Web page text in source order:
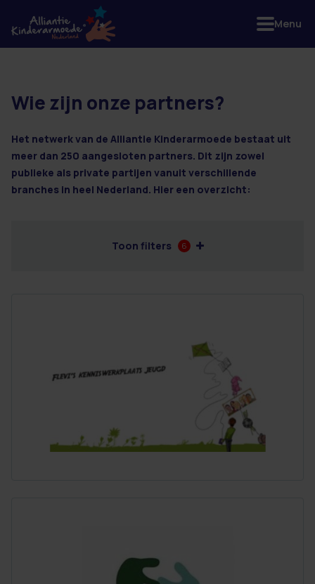
31 resultaten
Wie zijn onze partners?
Het netwerk van de Alliantie Kinderarmoede bestaat uit
meer dan 250 aangesloten partners. Dit zijn zowel
publieke als private partijen vanuit verschillende
branches in heel Nederland. Hier een overzicht:
Toon filters 6
Menu